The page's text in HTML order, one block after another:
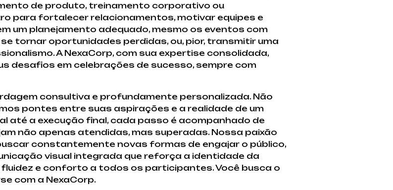
de produto, treinamento corporativo ou
para fortalecer relacionamentos, motivar equipes e
um planejamento adequado, mesmo os eventos com
tornar oportunidades perdidas, ou, pior, transmitir uma
A NexaCorp, com sua expertise consolidada,
desafios em celebrações de sucesso, sempre com
consultiva e profundamente personalizada. Não
pontes entre suas aspirações e a realidade de um
até a execução final, cada passo é acompanhado de
não apenas atendidas, mas superadas. Nossa paixão
constantemente novas formas de engajar o público,
visual integrada que reforça a identidade da
e conforto a todos os participantes. Você busca o
com a NexaCorp.